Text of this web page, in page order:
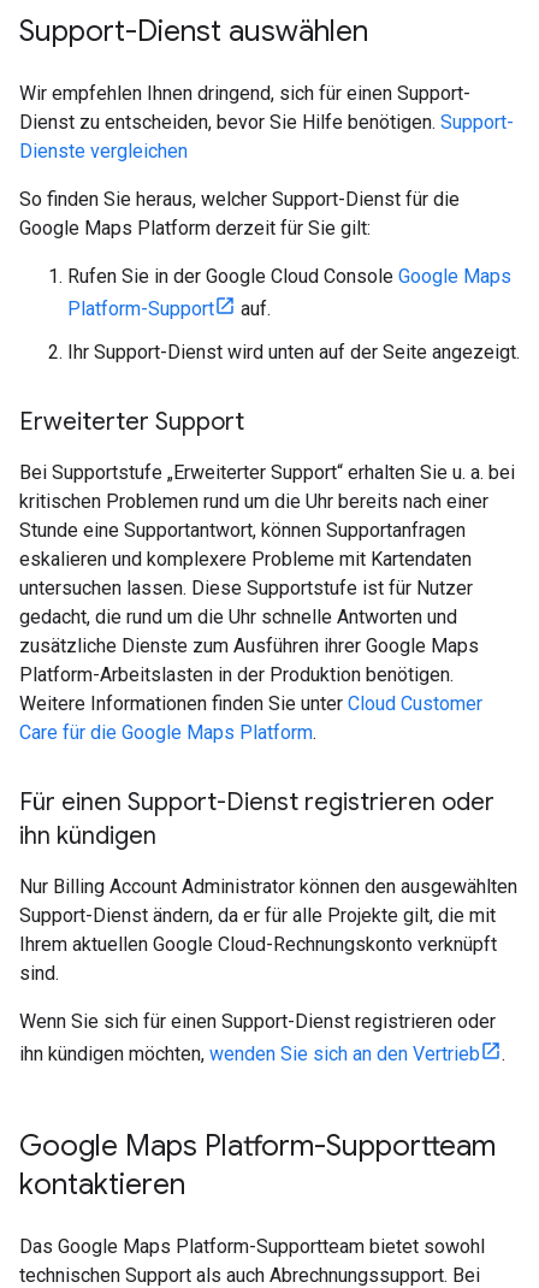
Support-Dienst auswählen
Wir empfehlen Ihnen dringend, sich für einen Support-
Dienst zu entscheiden, bevor Sie Hilfe benötigen. Support-
Dienste vergleichen
So finden Sie heraus, welcher Support-Dienst für die
Google Maps Platform derzeit für Sie gilt:
Rufen Sie in der Google Cloud Console Google Maps
Platform-Support
auf.
Ihr Support-Dienst wird unten auf der Seite angezeigt.
Erweiterter Support
Bei Supportstufe „Erweiterter Support“ erhalten Sie u. a. bei
kritischen Problemen rund um die Uhr bereits nach einer
Stunde eine Supportantwort, können Supportanfragen
eskalieren und komplexere Probleme mit Kartendaten
untersuchen lassen. Diese Supportstufe ist für Nutzer
gedacht, die rund um die Uhr schnelle Antworten und
zusätzliche Dienste zum Ausführen ihrer Google Maps
Platform-Arbeitslasten in der Produktion benötigen.
Weitere Informationen finden Sie unter Cloud Customer
Care für die Google Maps Platform.
Für einen Support-Dienst registrieren oder
ihn kündigen
Nur Billing Account Administrator können den ausgewählten
Support-Dienst ändern, da er für alle Projekte gilt, die mit
Ihrem aktuellen Google Cloud-Rechnungskonto verknüpft
sind.
Wenn Sie sich für einen Support-Dienst registrieren oder
ihn kündigen möchten, wenden Sie sich an den Vertrieb .
Google Maps Platform-Supportteam
kontaktieren
Das Google Maps Platform-Supportteam bietet sowohl
technischen Support als auch Abrechnungssupport. Bei